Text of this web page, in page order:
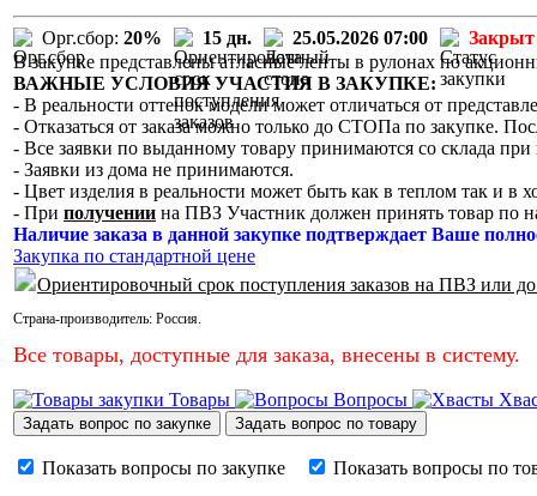
Орг.сбор: 20% 15 дн. 25.05.2026 07:00
Закрыт
В закупке представлены атласные ленты в рулонах по
ВАЖНЫЕ УСЛОВИЯ УЧАСТИЯ В ЗАКУПКЕ:
- В реальности оттенок модели может отличаться от
- Отказаться от заказа можно только до СТОПа по закупке.
- Все заявки по выданному товару принимаются со склада при
- Заявки из дома не принимаются.
- Цвет изделия в реальности может быть как в теплом так и в
- При получении на ПВЗ Участник должен принять товар по
Наличие заказа в данной закупке подтверждает Ваше
Закупка по стандартной цене
Ориентировочный срок поступления заказов на ПВЗ или
Страна-производитель: Россия.
Все товары, доступные для заказа, внесены в систему.
Товары Вопросы
Задать вопрос по закупке Задать вопрос по товару
Показать вопросы по закупке
Показать вопросы по